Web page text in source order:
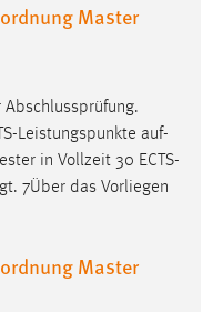
Master
Leistungspunkte auf-
in Vollzeit 30 ECTS-
7Über das Vorliegen
Master